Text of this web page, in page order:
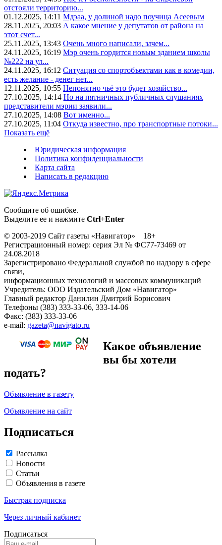
отстояли территорию...
01.12.2025, 14:11 Мдэаа, у долиной надо поучица Асеевым
28.11.2025, 20:03 А какое мнение у депутатов от района на
этот счет...
25.11.2025, 13:43 Очень много написали, зачем...
24.11.2025, 16:19 Мэр очень гордится новым зданием школы
№222 на ул...
24.11.2025, 16:12 Ситуация со спортобъектами как в комедии,
есть желание - денег нет...
12.11.2025, 10:55 Непонятно чьё это будет хозяйство...
27.10.2025, 14:14 Но на пятничных публичных слушаниях
представители мэрии заявили...
27.10.2025, 14:08 Вот именно...
27.10.2025, 11:04 Откуда известно, про транспортные потоки...
Показать ещё
Юридическая информация
Политика конфиденциальности
Карта сайта
Написать в редакцию
Сообщите об ошибке.
Выделите ее и нажмите Ctrl+Enter
© 2003-2019 Сайт газеты «Навигатор» 18+
Регистрационный номер: серия Эл № ФС77-73469 от
24.08.2018
Зарегистрировано Федеральной службой по надзору в сфере
связи,
информационных технологий и массовых коммуникаций
Учредитель: ООО Издательский Дом «Навигатор»
Главный редактор Данилин Дмитрий Борисович
Телефоны (383) 333-33-06, 333-14-06
Факс: (383) 333-33-06
e-mail: gazeta@navigato.ru
Какое объявление
вы бы хотели
подать?
Объявление в газету
Объявление на сайт
Подписаться
Рассылка
Новости
Статьи
Объявления в газете
Быстрая подписка
Через личный кабинет
Подписаться